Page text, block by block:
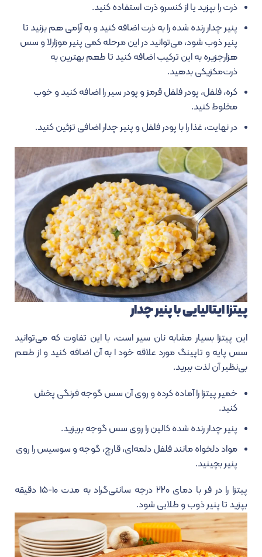
ذرت را بپزید یا از کنسرو ذرت استفاده کنید.
پنیر چدار رنده شده را به ذرت اضافه کنید و به آرامی هم بزنید تا
پنیر ذوب شود، می‌توانید در این مرحله کمی پنیر موزارلا و سس
هزارجزیره به این ترکیب اضافه کنید تا طعم بهترین به
ذرت‌مکزیکی بدهید.
کره، فلفل، پودر فلفل قرمز و پودر سیر را اضافه کنید و خوب
مخلوط کنید.
در نهایت، غذا را با پودر فلفل و پنیر چدار اضافی تزئین کنید.
پیتزا ایتالیایی با پنیر چدار
این پیتزا بسیار مشابه نان سیر است، با این تفاوت که می‌توانید
سس پایه و تاپینگ مورد علاقه خود ا به آن اضافه کنید و از طعم
بی‌نظیر آن لذت ببرید.
خمیر پیتزا را آماده کرده و روی آن سس گوجه فرنگی پخش
کنید.
پنیر چدار رنده شده کالین را روی سس گوجه بریزید.
مواد دلخواه مانند فلفل دلمه‌ای، قارچ، گوجه و سوسیس را روی
پنیر بچینید.
پیتزا را در فر با دمای ۲۲۰ درجه سانتی‌گراد به مدت ۱۰-۱۵ دقیقه
بپزید تا پنیر ذوب و طلایی شود.